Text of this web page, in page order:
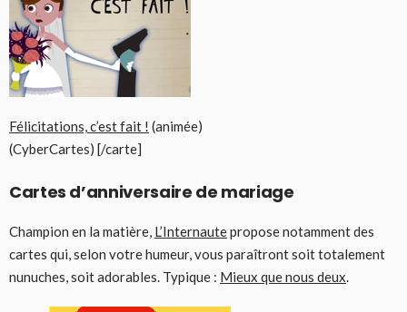
Félicitations, c’est fait ! (animée)
(CyberCartes) [/carte]
Cartes d’anniversaire de mariage
Champion en la matière, L’Internautepropose notamment des
cartes qui, selon votre humeur, vous paraîtront soit totalement
nunuches, soit adorables. Typique : Mieux que nous deux.